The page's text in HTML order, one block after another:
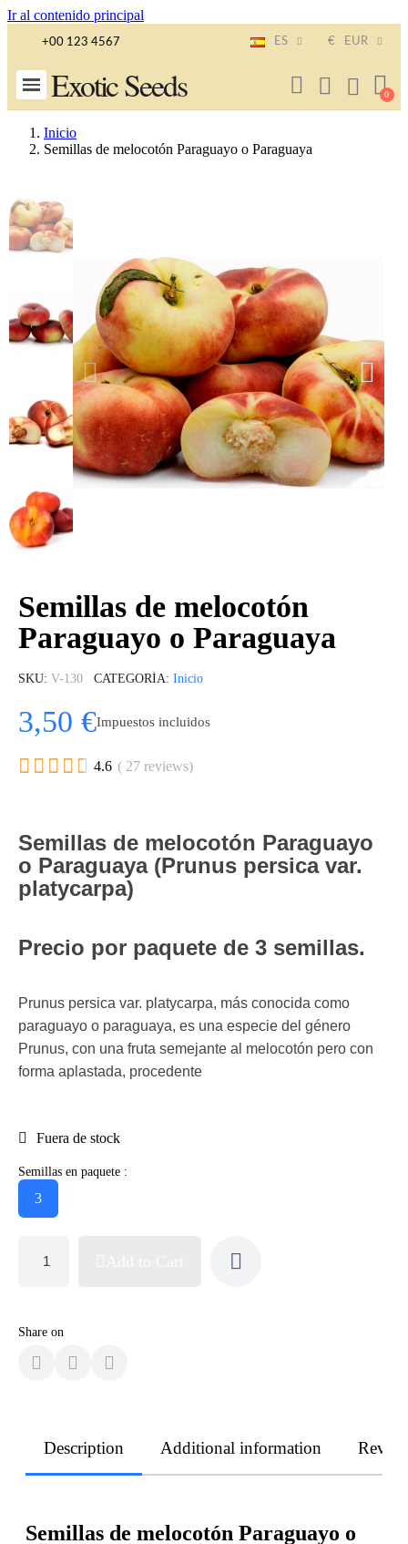
Ir al contenido principal
+00 123 4567 ES € EUR
Exotic Seeds
Inicio
Semillas de melocotón Paraguayo o Paraguaya
Semillas de melocotón
Paraguayo o Paraguaya
SKU V-130 CATEGORÍA Inicio
3,50 €Impuestos incluidos
     4.6 ( 27 reviews)
Semillas de melocotón Paraguayo
o Paraguaya (Prunus persica var.
platycarpa)
Precio por paquete de 3 semillas.
Prunus persica var. platycarpa, más conocida como
paraguayo o paraguaya, es una especie del género
Prunus, con una fruta semejante al melocotón pero con
forma aplastada, procedente
Fuera de stock
Semillas en paquete :
3
Share on
Description Additional information
Semillas de melocotón Paraguayo o